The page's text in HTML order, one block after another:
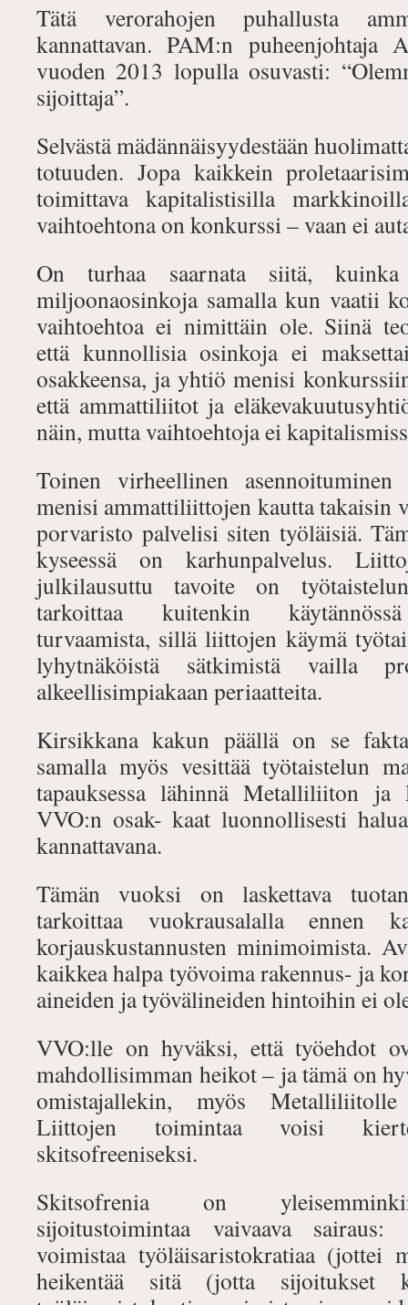
Tätä verorahojen puhallusta
kannattavan. PAM:n
vuoden 2013 lopulla osuvasti:
sijoittaja”.
Selvästä mädännäisyydestään
totuuden. Jopa kaikkein
toimittava kapitalistisilla
vaihtoehtona on konkurssi – vaan ei
On turhaa saarnata siitä,
miljoonaosinkoja samalla kun vaatii
vaihtoehtoa ei nimittäin ole. Siinä
että kunnollisia osinkoja ei
osakkeensa, ja yhtiö menisi
että ammattiliitot ja
näin, mutta vaihtoehtoja ei
Toinen virheellinen
menisi ammattiliittojen kautta takaisin
porvaristo palvelisi siten työläisiä.
kyseessä on karhunpalvelus.
julkilausuttu tavoite on
tarkoittaa kuitenkin
turvaamista, sillä liittojen käymä
lyhytnäköistä sätkimistä vailla
alkeellisimpiakaan periaatteita.
Kirsikkana kakun päällä on se
samalla myös vesittää työtaistelun
tapauksessa lähinnä Metalliliiton ja
VVO:n osak- kaat luonnollisesti
kannattavana.
Tämän vuoksi on laskettava
tarkoittaa vuokrausalalla ennen
korjauskustannusten minimoimista.
kaikkea halpa työvoima rakennus- ja
aineiden ja työvälineiden hintoihin ei
VVO:lle on hyväksi, että työehdot
mahdollisimman heikot – ja tämä on
omistajallekin, myös
Liittojen toimintaa voisi
skitsofreeniseksi.
Skitsofrenia on
sijoitustoimintaa vaivaava
voimistaa työläisaristokratiaa (jottei
heikentää sitä (jotta sijoitukset